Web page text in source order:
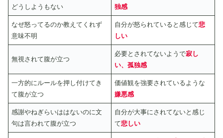
どうしようもない
独感
なぜ怒ってるのか教えてくれず
意味不明
自分が怒られていると感じて悲
しい
無視されて腹が立つ
必要とされてないようで寂し
い、孤独感
一方的にルールを押し付けてき
て腹が立つ
価値観を強要されているような
嫌悪感
感謝やねぎらいははないのに文
句は言われて腹が立つ
自分が大事にされてないと感じ
て悲しい